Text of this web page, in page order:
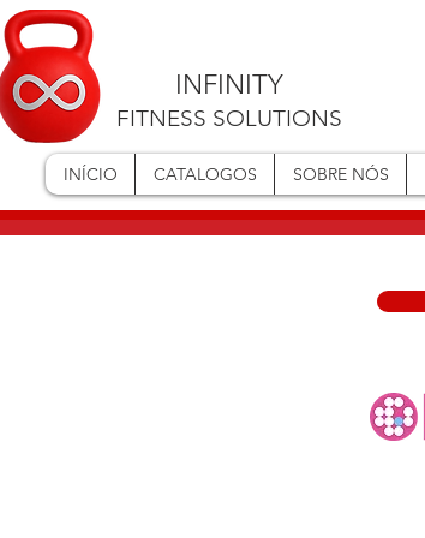
INFINITY
FITNESS SOLUTIONS
INÍCIO CATALOGOS SOBRE NÓS